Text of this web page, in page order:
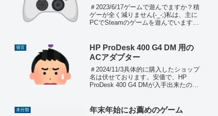
＃2023/6/17ゲームで遊んでますか？積
ゲーが全く減りません(-_-;)私は、主に
PCでSteamのゲームを遊んでいます。
記載しようと思います('ω'*)ほとん...
寝言
HP ProDesk 400 G4 DM 用の
ACアダプター
＃2024/11/3具体的に購入したショップ
名は伏せております。安価で、HP
ProDesk 400 G4 DMが入手出来たので
な型式が解らなかったので...
未分類 年末年始にお薦めのゲーム